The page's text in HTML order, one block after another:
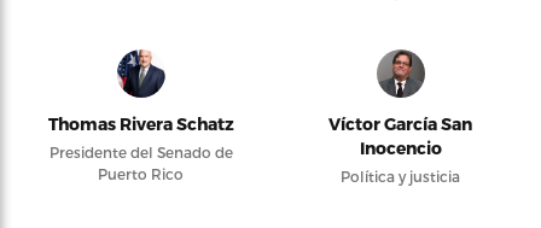
Thomas Rivera Schatz
Presidente del Senado de
Puerto Rico
Víctor García San
Inocencio
Política y justicia